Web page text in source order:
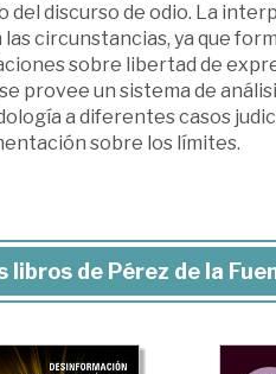
del discurso de odio. La
las circunstancias, ya que
sobre libertad de
se provee un sistema de
a diferentes casos
sobre los límites.
libros de Pérez de la